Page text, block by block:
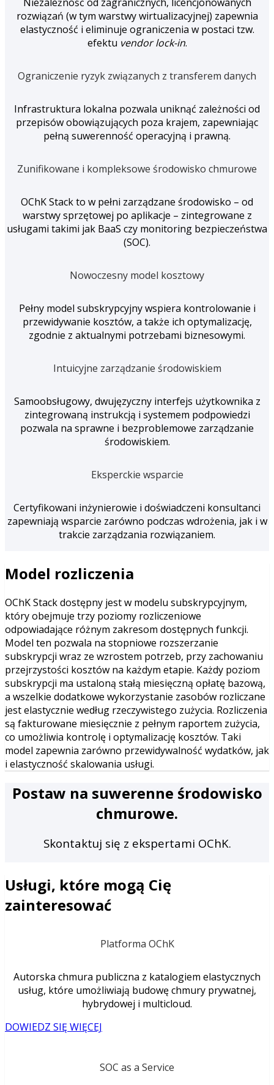
Niezależność od zagranicznych, licencjonowanych
rozwiązań (w tym warstwy wirtualizacyjnej) zapewnia
elastyczność i eliminuje ograniczenia w postaci tzw.
efektu vendor lock-in.
Ograniczenie ryzyk związanych z transferem danych
Infrastruktura lokalna pozwala uniknąć zależności od
przepisów obowiązujących poza krajem, zapewniając
pełną suwerenność operacyjną i prawną.
Zunifikowane i kompleksowe środowisko chmurowe
OChK Stack to w pełni zarządzane środowisko – od
warstwy sprzętowej po aplikacje – zintegrowane z
usługami takimi jak BaaS czy monitoring bezpieczeństwa
(SOC).
Nowoczesny model kosztowy
Pełny model subskrypcyjny wspiera kontrolowanie i
przewidywanie kosztów, a także ich optymalizację,
zgodnie z aktualnymi potrzebami biznesowymi.
Intuicyjne zarządzanie środowiskiem
Samoobsługowy, dwujęzyczny interfejs użytkownika z
zintegrowaną instrukcją i systemem podpowiedzi
pozwala na sprawne i bezproblemowe zarządzanie
środowiskiem.
Eksperckie wsparcie
Certyfikowani inżynierowie i doświadczeni konsultanci
zapewniają wsparcie zarówno podczas wdrożenia, jak i w
trakcie zarządzania rozwiązaniem.
Model rozliczenia
OChK Stack dostępny jest w modelu subskrypcyjnym,
który obejmuje trzy poziomy rozliczeniowe
odpowiadające różnym zakresom dostępnych funkcji.
Model ten pozwala na stopniowe rozszerzanie
subskrypcji wraz ze wzrostem potrzeb, przy zachowaniu
przejrzystości kosztów na każdym etapie. Każdy poziom
subskrypcji ma ustaloną stałą miesięczną opłatę bazową,
a wszelkie dodatkowe wykorzystanie zasobów rozliczane
jest elastycznie według rzeczywistego zużycia. Rozliczenia
są fakturowane miesięcznie z pełnym raportem zużycia,
co umożliwia kontrolę i optymalizację kosztów. Taki
model zapewnia zarówno przewidywalność wydatków, jak
i elastyczność skalowania usługi.
Postaw na suwerenne środowisko
chmurowe.
Skontaktuj się z ekspertami OChK.
Usługi, które mogą Cię
zainteresować
Platforma OChK
Autorska chmura publiczna z katalogiem elastycznych
usług, które umożliwiają budowę chmury prywatnej,
hybrydowej i multicloud.
DOWIEDZ SIĘ WIĘCEJ
SOC as a Service